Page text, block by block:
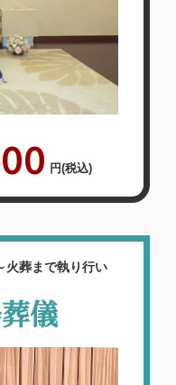
ルホール生駒
駒市 東菜畑1丁
ら紹介してもら
、式場やお花に
ております。費
して、一番安い
ても満足してお
りましてありが
る
円(税込)
火葬まで執り行い
儀